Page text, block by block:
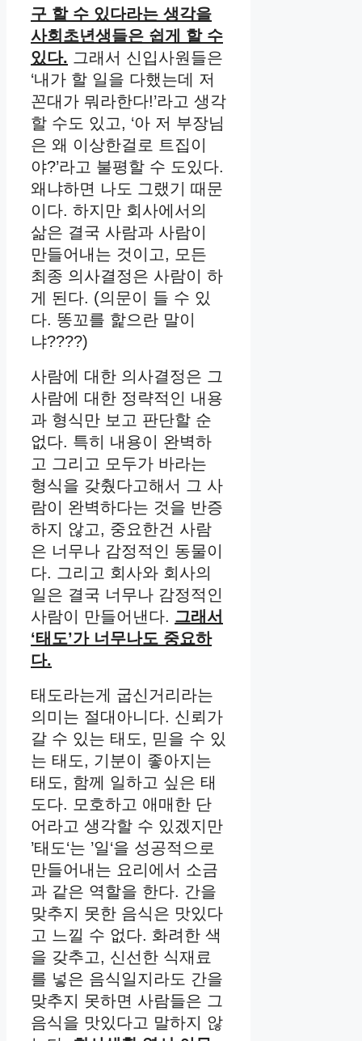
구 할 수 있다라는 생각을
사회초년생들은 쉽게 할 수
있다. 그래서 신입사원들은
‘내가 할 일을 다했는데 저
꼰대가 뭐라한다!’라고 생각
할 수도 있고, ‘아 저 부장님
은 왜 이상한걸로 트집이
야?’라고 불평할 수 도있다.
왜냐하면 나도 그랬기 때문
이다. 하지만 회사에서의
삶은 결국 사람과 사람이
만들어내는 것이고, 모든
최종 의사결정은 사람이 하
게 된다. (의문이 들 수 있
다. 똥꼬를 핥으란 말이
냐????)
사람에 대한 의사결정은 그
사람에 대한 정략적인 내용
과 형식만 보고 판단할 순
없다. 특히 내용이 완벽하
고 그리고 모두가 바라는
형식을 갖췄다고해서 그 사
람이 완벽하다는 것을 반증
하지 않고, 중요한건 사람
은 너무나 감정적인 동물이
다. 그리고 회사와 회사의
일은 결국 너무나 감정적인
사람이 만들어낸다. 그래서
‘태도’가 너무나도 중요하
다.
태도라는게 굽신거리라는
의미는 절대아니다. 신뢰가
갈 수 있는 태도, 믿을 수 있
는 태도, 기분이 좋아지는
태도, 함께 일하고 싶은 태
도다. 모호하고 애매한 단
어라고 생각할 수 있겠지만
’태도‘는 ’일‘을 성공적으로
만들어내는 요리에서 소금
과 같은 역할을 한다. 간을
맞추지 못한 음식은 맛있다
고 느낄 수 없다. 화려한 색
을 갖추고, 신선한 식재료
를 넣은 음식일지라도 간을
맞추지 못하면 사람들은 그
음식을 맛있다고 말하지 않